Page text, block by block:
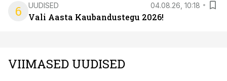
6 UUDISED 04.08.26, 10:18
Vali Aasta Kaubandustegu 2026!
VIIMASED UUDISED